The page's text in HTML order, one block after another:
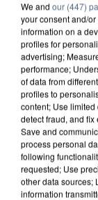
We and our (447)
your consent and/
information on a
profiles for
advertising;
performance;
of data from
profiles to
content; Use limited
detect fraud, and
Save and
process personal
following
requested; Use
other data sources;
information